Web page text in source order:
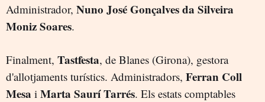
Administrador, Nuno José Gonçalves da Silveira
Moniz Soares.
Finalment, Tastfesta, de Blanes (Girona), gestora
d'allotjaments turístics. Administradors, Ferran Coll
Mesa i Marta Saurí Tarrés. Els estats comptables